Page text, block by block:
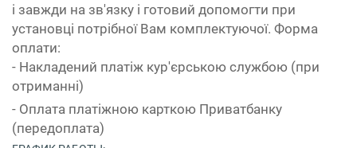
і завжди на зв'язку і готовий допомогти при
установці потрібної Вам комплектуючої. Форма
оплати:
- Накладений платіж кур'єрською службою (при
отриманні)
- Оплата платіжною карткою Приватбанку
(передоплата)